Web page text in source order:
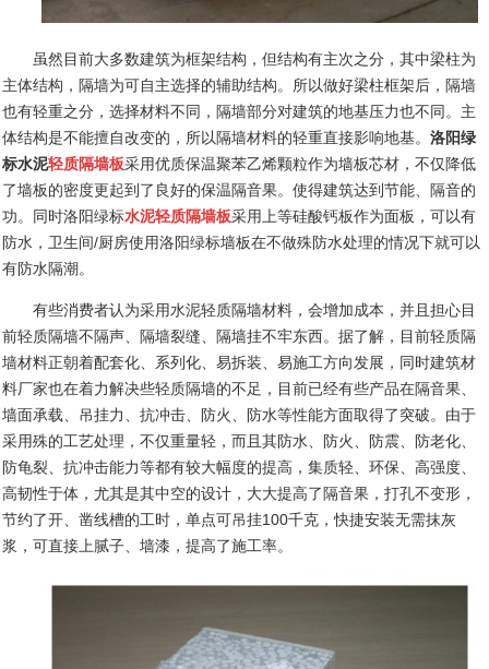
虽然目前大多数建筑为框架结构，但结构有主次之分，其中梁柱为
主体结构，隔墙为可自主选择的辅助结构。所以做好梁柱框架后，隔墙
也有轻重之分，选择材料不同，隔墙部分对建筑的地基压力也不同。主
体结构是不能擅自改变的，所以隔墙材料的轻重直接影响地基。洛阳绿
标水泥轻质隔墙板采用优质保温聚苯乙烯颗粒作为墙板芯材，不仅降低
了墙板的密度更起到了良好的保温隔音果。使得建筑达到节能、隔音的
功。同时洛阳绿标水泥轻质隔墙板采用上等硅酸钙板作为面板，可以有
防水，卫生间/厨房使用洛阳绿标墙板在不做殊防水处理的情况下就可以
有防水隔潮。
有些消费者认为采用水泥轻质隔墙材料，会增加成本，并且担心目
前轻质隔墙不隔声、隔墙裂缝、隔墙挂不牢东西。据了解，目前轻质隔
墙材料正朝着配套化、系列化、易拆装、易施工方向发展，同时建筑材
料厂家也在着力解决些轻质隔墙的不足，目前已经有些产品在隔音果、
墙面承载、吊挂力、抗冲击、防火、防水等性能方面取得了突破。由于
采用殊的工艺处理，不仅重量轻，而且其防水、防火、防震、防老化、
防龟裂、抗冲击能力等都有较大幅度的提高，集质轻、环保、高强度、
高韧性于体，尤其是其中空的设计，大大提高了隔音果，打孔不变形，
节约了开、凿线槽的工时，单点可吊挂100千克，快捷安装无需抹灰
浆，可直接上腻子、墙漆，提高了施工率。